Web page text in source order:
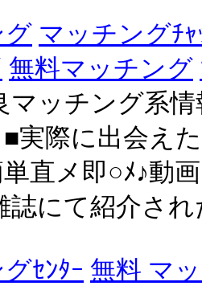
グ マッチングﾁｬ
無料マッチング
マッチング系
実際に出会え
直メ即○ﾒ♪動
誌にて紹介さ
ｾﾝﾀｰ 無料 マ